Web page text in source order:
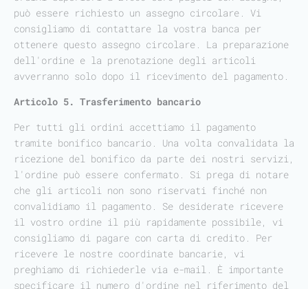
può essere richiesto un assegno circolare. Vi
consigliamo di contattare la vostra banca per
ottenere questo assegno circolare. La preparazione
dell'ordine e la prenotazione degli articoli
avverranno solo dopo il ricevimento del pagamento.
Articolo 5. Trasferimento bancario
Per tutti gli ordini accettiamo il pagamento
tramite bonifico bancario. Una volta convalidata la
ricezione del bonifico da parte dei nostri servizi,
l'ordine può essere confermato. Si prega di notare
che gli articoli non sono riservati finché non
convalidiamo il pagamento. Se desiderate ricevere
il vostro ordine il più rapidamente possibile, vi
consigliamo di pagare con carta di credito. Per
ricevere le nostre coordinate bancarie, vi
preghiamo di richiederle via e-mail. È importante
specificare il numero d'ordine nel riferimento del